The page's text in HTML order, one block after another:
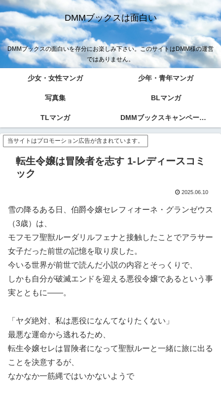
DMMブックスは面白い
DMMブックスの面白いを存分にお楽しみ下さい。このサイトはDMM様の運営
ではありません。
少女・女性マンガ 少年・青年マンガ
写真集 BLマンガ
TLマンガ DMMブックスキャンペーン！！
当サイトはプロモーション広告が含まれています。
転生令嬢は冒険者を志す 1-レディースコミ
ック
2025.06.10
雪の降るある日、伯爵令嬢セレフィオーネ・グランゼウス
（3歳）は、
モフモフ聖獣ルーダリルフェナと接触したことでアラサー
女子だった前世の記憶を取り戻した。
今いる世界が前世で読んだ小説の内容とそっくりで、
しかも自分が破滅エンドを迎える悪役令嬢であるという事
実とともに――。
「ヤダ絶対、私は悪役になんてなりたくない」
最悪な運命から逃れるため、
転生令嬢セレは冒険者になって聖獣ルーと一緒に旅に出る
ことを決意するが、
なかなか一筋縄ではいかないようで